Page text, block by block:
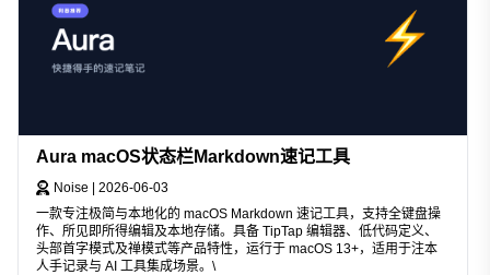
Aura macOS状态栏Markdown速记工具
Noise | 2026-06-03
一款专注极简与本地化的 macOS Markdown 速记工具，支持全键盘操
作、所见即所得编辑及本地存储。具备 TipTap 编辑器、低代码定义、
头部首字模式及禅模式等产品特性，运行于 macOS 13+，适用于注本
人手记录与 AI 工具集成场景。\